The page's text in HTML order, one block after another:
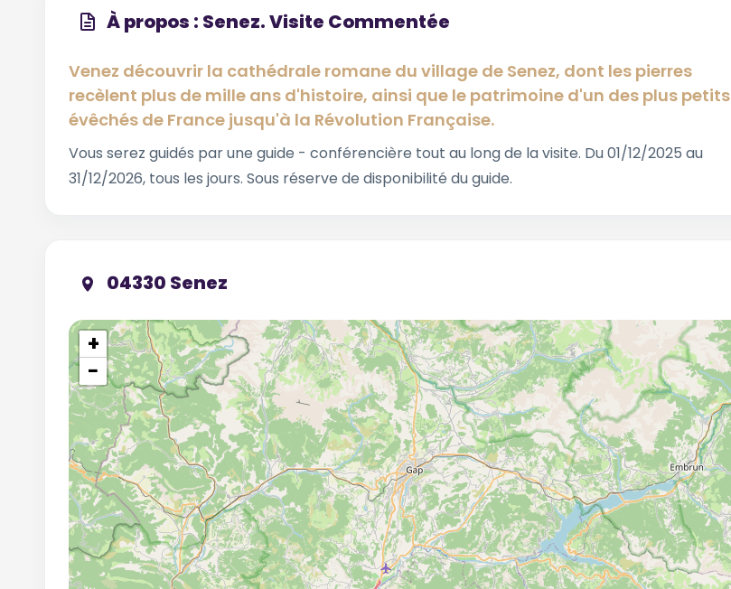
À propos : Senez. Visite Commentée
Venez découvrir la cathédrale romane du village de Senez, dont les pierres
recèlent plus de mille ans d'histoire, ainsi que le patrimoine d'un des plus petits
évêchés de France jusqu'à la Révolution Française.
Vous serez guidés par une guide - conférencière tout au long de la visite. Du 01/12/2025 au
31/12/2026, tous les jours. Sous réserve de disponibilité du guide.
04330 Senez
+
−